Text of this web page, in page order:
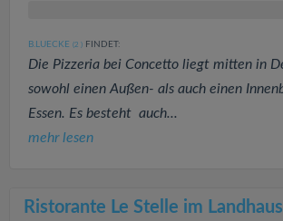
B.LUECKE (2 ) FINDET:
Die Pizzeria bei Concetto liegt mitten in
sowohl einen Außen- als auch einen
Essen. Es besteht auch...
mehr lesen
Ristorante Le Stelle im